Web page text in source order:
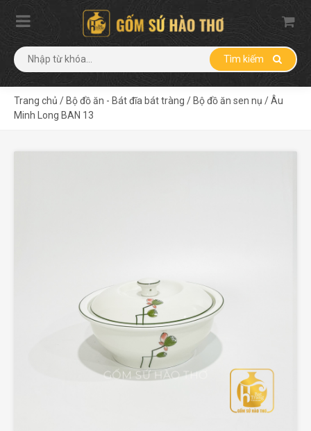
Tìm kiếm
Trang chủ / Bộ đồ ăn - Bát đĩa bát tràng / Bộ đồ ăn sen nụ /Âu
Minh Long BAN 13